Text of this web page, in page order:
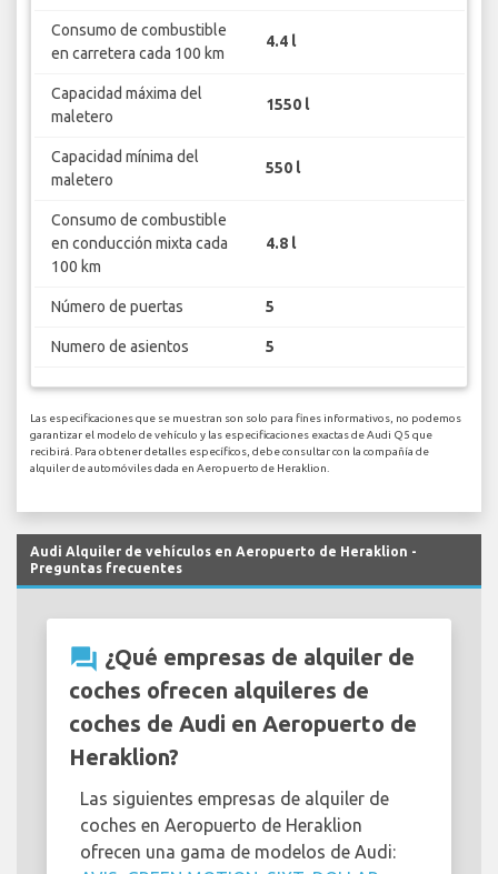
Consumo de combustible
en carretera cada 100 km
4.4 l
Capacidad máxima del
maletero
1550 l
Capacidad mínima del
maletero
550 l
Consumo de combustible
en conducción mixta cada
100 km
4.8 l
Número de puertas 5
Numero de asientos 5
Las especificaciones que se muestran son solo para fines informativos, no podemos
garantizar el modelo de vehículo y las especificaciones exactas de Audi Q5 que
recibirá. Para obtener detalles específicos, debe consultar con la compañía de
alquiler de automóviles dada en Aeropuerto de Heraklion.
Audi Alquiler de vehículos en Aeropuerto de Heraklion -
Preguntas frecuentes
question_answer ¿Qué empresas de alquiler de
coches ofrecen alquileres de
coches de Audi en Aeropuerto de
Heraklion?
Las siguientes empresas de alquiler de
coches en Aeropuerto de Heraklion
ofrecen una gama de modelos de Audi: